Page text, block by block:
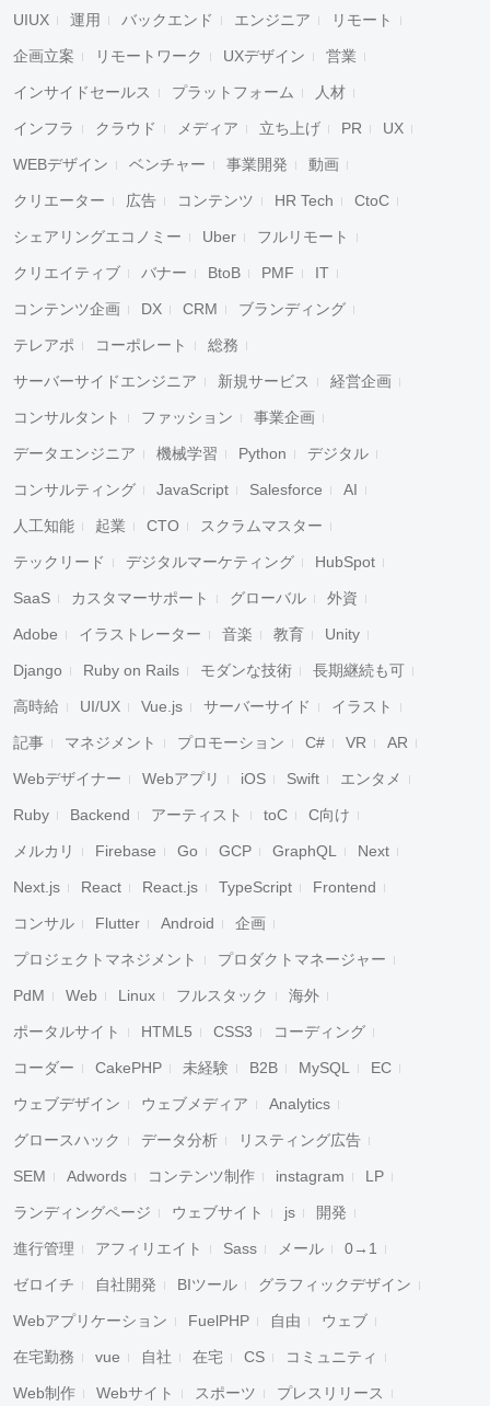
UIUX 運用 バックエンド エンジニア リモート
企画立案 リモートワーク UXデザイン 営業
インサイドセールス プラットフォーム 人材
インフラ クラウド メディア 立ち上げ PR UX
WEBデザイン ベンチャー 事業開発 動画
クリエーター 広告 コンテンツ HR Tech CtoC
シェアリングエコノミー Uber フルリモート
クリエイティブ バナー BtoB PMF IT
コンテンツ企画 DX CRM ブランディング
テレアポ コーポレート 総務
サーバーサイドエンジニア 新規サービス 経営企画
コンサルタント ファッション 事業企画
データエンジニア 機械学習 Python デジタル
コンサルティング JavaScript Salesforce AI
人工知能 起業 CTO スクラムマスター
テックリード デジタルマーケティング HubSpot
SaaS カスタマーサポート グローバル 外資
Adobe イラストレーター 音楽 教育 Unity
Django Ruby on Rails モダンな技術 長期継続も可
高時給 UI/UX Vue.js サーバーサイド イラスト
記事 マネジメント プロモーション C# VR AR
Webデザイナー Webアプリ iOS Swift エンタメ
Ruby Backend アーティスト toC C向け
メルカリ Firebase Go GCP GraphQL Next
Next.js React React.js TypeScript Frontend
コンサル Flutter Android 企画
プロジェクトマネジメント プロダクトマネージャー
PdM Web Linux フルスタック 海外
ポータルサイト HTML5 CSS3 コーディング
コーダー CakePHP 未経験 B2B MySQL EC
ウェブデザイン ウェブメディア Analytics
グロースハック データ分析 リスティング広告
SEM Adwords コンテンツ制作 instagram LP
ランディングページ ウェブサイト js 開発
進行管理 アフィリエイト Sass メール 0→1
ゼロイチ 自社開発 BIツール グラフィックデザイン
Webアプリケーション FuelPHP 自由 ウェブ
在宅勤務 vue 自社 在宅 CS コミュニティ
Web制作 Webサイト スポーツ プレスリリース